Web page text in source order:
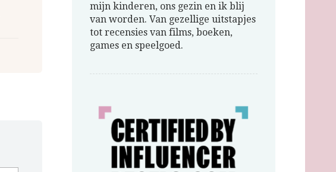
mijn kinderen, ons gezin en ik blij
van worden. Van gezellige uitstapjes
tot recensies van films, boeken,
games en speelgoed.